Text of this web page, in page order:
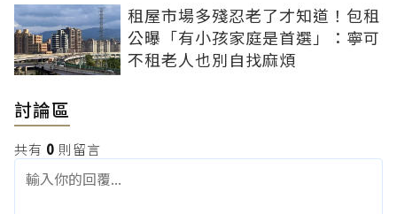
租屋市場多殘忍老了才知道！包租
公曝「有小孩家庭是首選」：寧可
不租老人也別自找麻煩
討論區
共有 0 則留言